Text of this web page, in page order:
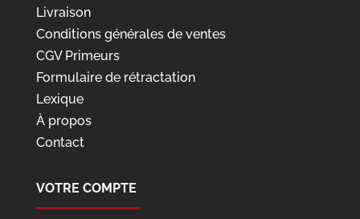
Livraison
Conditions générales de ventes
CGV Primeurs
Formulaire de rétractation
Lexique
À propos
Contact
VOTRE COMPTE